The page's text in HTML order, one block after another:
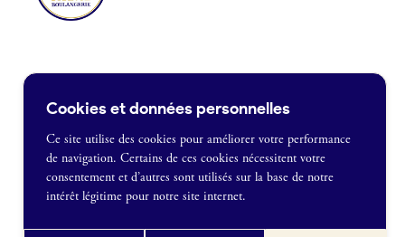
Je crée mon compte
France Boulangerie
1 rue Alexandre Fleming
Je souhaite être recontacté
Cookies et données personnelles
Ce site utilise des cookies pour améliorer votre performance
de navigation. Certains de ces cookies nécessitent votre
consentement et d’autres sont utilisés sur la base de notre
intérêt légitime pour notre site internet.